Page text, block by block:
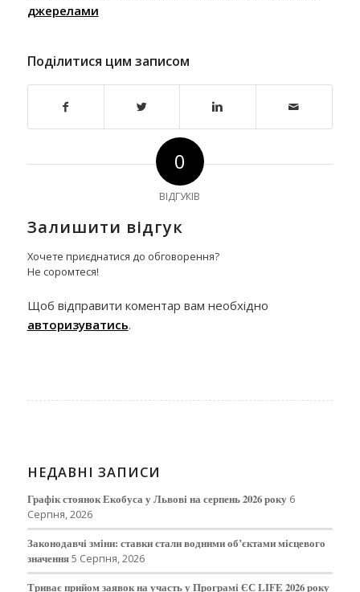
джерелами
Поділитися цим записом
0
ВІДГУКІВ
Залишити відгук
Хочете приєднатися до обговорення?
Не соромтеся!
Щоб відправити коментар вам необхідно
авторизуватись.
НЕДАВНІ ЗАПИСИ
Графік стоянок Екобуса у Львові на серпень 2026 року 6
Серпня, 2026
Законодавчі зміни: ставки стали водними об’єктами місцевого
значення5 Серпня, 2026
Триває прийом заявок на участь у Програмі ЄС LIFE 2026 року